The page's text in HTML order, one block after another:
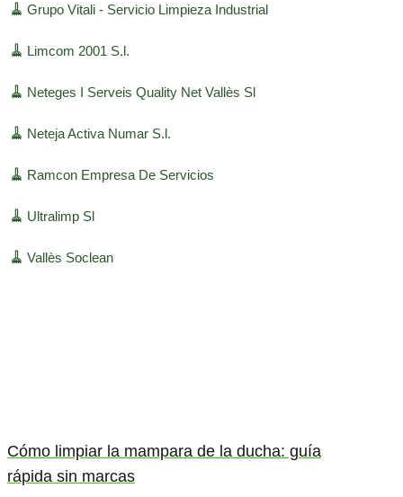
🧹 Grupo Vitali - Servicio Limpieza Industrial
🧹 Limcom 2001 S.l.
🧹 Neteges I Serveis Quality Net Vallès Sl
🧹 Neteja Activa Numar S.l.
🧹 Ramcon Empresa De Servicios
🧹 Ultralimp Sl
🧹 Vallès Soclean
Cómo limpiar la mampara de la ducha: guía
rápida sin marcas